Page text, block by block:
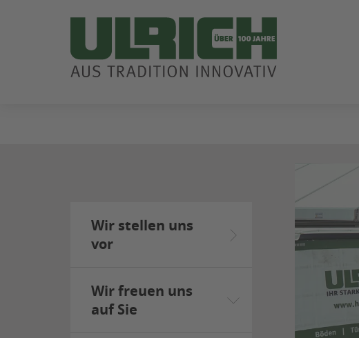
Wir stellen uns
vor
Wir freuen uns
auf Sie